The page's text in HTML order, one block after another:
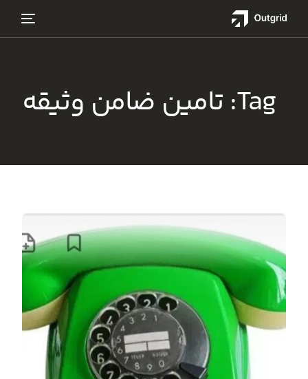
Tag: تامین ضامن وثیقه